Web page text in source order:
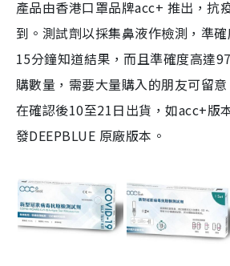
產品由香港口罩品牌acc+ 推出，抗
到。測試劑以採集鼻液作檢測，準
15分鐘知道結果，而且準確度高達
購數量，需要大量購入的朋友可留
在確認後10至21日出貨，如acc+版
發DEEPBLUE 原廠版本。